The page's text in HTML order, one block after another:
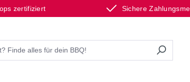
zertifiziert Sichere